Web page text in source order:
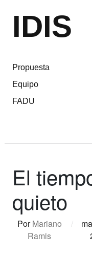
IDIS
Propuesta
Equipo
FADU
El
quieto
PorMariano
Ramis
/